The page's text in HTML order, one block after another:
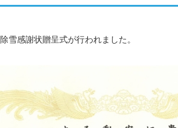
雪感謝状贈呈式が行われました。